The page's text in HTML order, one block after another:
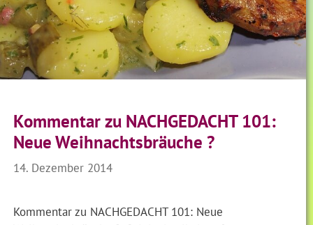
Kommentar zu NACHGEDACHT 101:
Neue Weihnachtsbräuche ?
14. Dezember 2014
Kommentar zu NACHGEDACHT 101: Neue